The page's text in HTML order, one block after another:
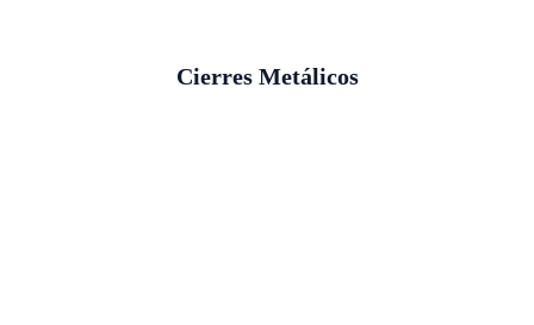
Cierres Metálicos